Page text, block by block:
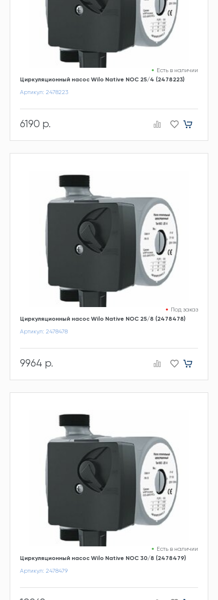
Есть в наличии
Циркуляционный насос Wilo Native NOC 25/4 (2478223)
Артикул: 2478223
6190 р.
Под заказ
Циркуляционный насос Wilo Native NOC 25/8 (2478478)
Артикул: 2478478
9964 р.
Есть в наличии
Циркуляционный насос Wilo Native NOC 30/8 (2478479)
Артикул: 2478479